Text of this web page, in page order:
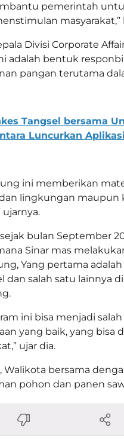
pemerintah
masyarakat,”
Divisi Corporate
adalah bentuk
pangan terutama
Tangsel bersama
Luncurkan Aplikasi
ini memberikan
lingkungan maupun
bulan September
Sinar mas
Yang pertama
dan salah satu lainnya
ini bisa menjadi
yang baik, yang bisa
ujar dia.
Walikota bersama
pohon dan panen